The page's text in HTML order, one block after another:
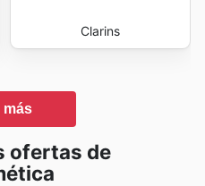
Clarins
más
ofertas de